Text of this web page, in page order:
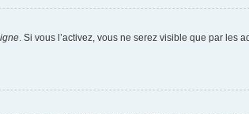
. Si vous l’activez, vous ne serez visible que par les